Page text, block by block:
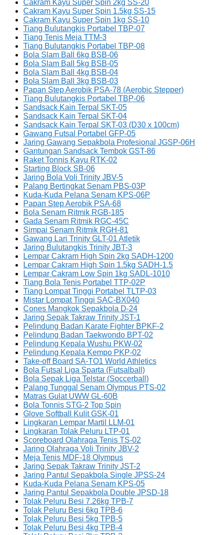
Cakram Kayu Super Spin 2kg SS-20
Cakram Kayu Super Spin 1.5kg SS-15
Cakram Kayu Super Spin 1kg SS-10
Tiang Bulutangkis Portabel TBP-07
Tiang Tenis Meja TTM-3
Tiang Bulutangkis Portabel TBP-08
Bola Slam Ball 6kg BSB-06
Bola Slam Ball 5kg BSB-05
Bola Slam Ball 4kg BSB-04
Bola Slam Ball 3kg BSB-03
Papan Step Aerobik PSA-78 (Aerobic Stepper)
Tiang Bulutangkis Portabel TBP-06
Sandsack Kain Terpal SKT-05
Sandsack Kain Terpal SKT-04
Sandsack Kain Terpal SKT-03 (D30 x 100cm)
Gawang Futsal Portabel GFP-05
Jaring Gawang Sepakbola Profesional JGSP-06H
Gantungan Sandsack Tembok GST-86
Raket Tonnis Kayu RTK-02
Starting Block SB-06
Jaring Bola Voli Trinity JBV-5
Palang Bertingkat Senam PBS-03P
Kuda-Kuda Pelana Senam KPS-06P
Papan Step Aerobik PSA-68
Bola Senam Ritmik RGB-185
Gada Senam Ritmik RGC-45C
Simpai Senam Ritmik RGH-81
Gawang Lari Trinity GLT-01 Atletik
Jaring Bulutangkis Trinity JBT-3
Lempar Cakram High Spin 2kg SADH-1200
Lempar Cakram High Spin 1.5kg SADH-1.5
Lempar Cakram Low Spin 1kg SADL-1010
Tiang Bola Tenis Portabel TTP-02P
Tiang Lompat Tinggi Portabel TLTP-03
Mistar Lompat Tinggi SAC-BX040
Cones Mangkok Sepakbola D-24
Jaring Sepak Takraw Trinity JST-1
Pelindung Badan Karate Fighter BPKF-2
Pelindung Badan Taekwondo BPT-02
Pelindung Kepala Wushu PKW-02
Pelindung Kepala Kempo PKP-02
Take-off Board SA-TO1 World Athletics
Bola Futsal Liga Sparta (Futsalball)
Bola Sepak Liga Telstar (Soccerball)
Palang Tunggal Senam Olympus PTS-02
Matras Gulat UWW GL-60B
Bola Tonnis STG-2 Top Spin
Glove Softball Kulit GSK-01
Lingkaran Lempar Martil LLM-01
Lingkaran Tolak Peluru LTP-01
Scoreboard Olahraga Tenis TS-02
Jaring Olahraga Voli Trinity JBV-2
Meja Tenis MDF-18 Olympus
Jaring Sepak Takraw Trinity JST-2
Jaring Pantul Sepakbola Single JPSS-24
Kuda-Kuda Pelana Senam KPS-05
Jaring Pantul Sepakbola Double JPSD-18
Tolak Peluru Besi 7.26kg TPB-7
Tolak Peluru Besi 6kg TPB-6
Tolak Peluru Besi 5kg TPB-5
Tolak Peluru Besi 4kg TPB-4